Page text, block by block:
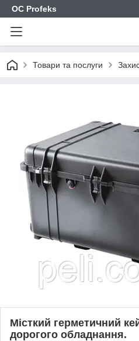
OC Profeks
Товари та послуги
Місткий герметичний
дорогого обладнання.